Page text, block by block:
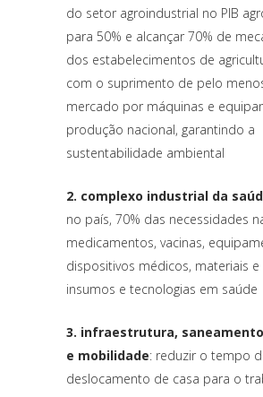
do setor agroindustrial no PIB
para 50% e alcançar 70% de
dos estabelecimentos de
com o suprimento de pelo
mercado por máquinas e
produção nacional, garantindo a
sustentabilidade ambiental
2. complexo industrial da
no país, 70% das necessidades
medicamentos, vacinas,
dispositivos médicos, materiais
insumos e tecnologias em saúde
3. infraestrutura,
e mobilidade: reduzir o tempo
deslocamento de casa para o